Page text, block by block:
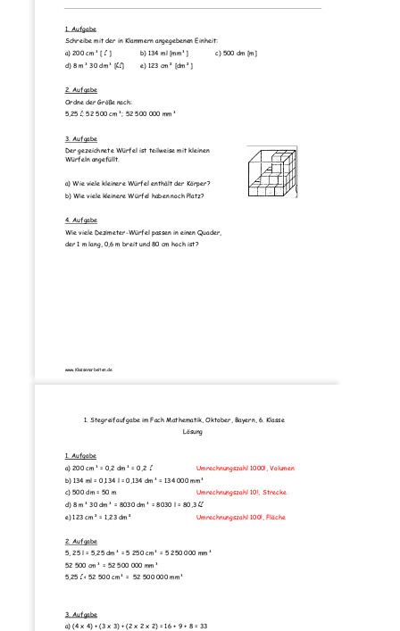
www.Klassenarbeiten.de
1. Aufgabe
Schreibe mit der in Klammern angegebenen Einheit:
a) 200 cm³ [ l ] b) 134 ml [mm³]
c) 500 dm [m]
d) 8 m³ 30 dm³ [hl] e) 123 cm² [dm²]
2. Aufgabe
Ordne der Größe nach:
5,25 l; 52 500 cm³; 52 500 000 mm³
3. Aufgabe
Der gezeichnete Würfel ist teilweise mit kleinen
Würfeln angefüllt.
a) Wie viele kleinere Würfel enthält der Körper?
b) Wie viele kleinere Würfel haben noch Platz?
4. Aufgabe
Wie viele Dezimeter-Würfel passen in einen Quader,
der 1 m lang, 0,6 m breit und 80 cm hoch ist?
1. Stegreifaufgabe im Fach Mathematik, Oktober , Bayern, 6. Klasse
Lösung
1. Aufgabe
a) 200 cm³ = 0,2 dm³ = 0,2 l
Umrechnungszahl 1000!, Volumen
b) 134 ml = 0,134 l = 0,134 dm³ = 134 000 mm³
c) 500 dm = 50 m
Umrechnungszahl 10!, Strecke
d) 8 m³ 30 dm³ = 8030 dm³ = 8030 l = 80,3 hl
e) 123 cm² = 1,23 dm² Umrechnungszahl 100!, Fläche
2. Aufgabe
5, 25 l = 5,25 dm³ = 5 250 cm³ = 5 250 000 mm³
52 500 cm³ = 52 500 000 mm³
5,25 l < 52 500 cm³ =  52 500 000 mm³
3. Aufgabe
a) (4 x 4) + (3 x 3) + (2 x 2 x 2) = 16 + 9 + 8 = 33